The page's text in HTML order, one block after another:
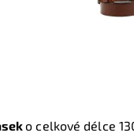
o celkové délce